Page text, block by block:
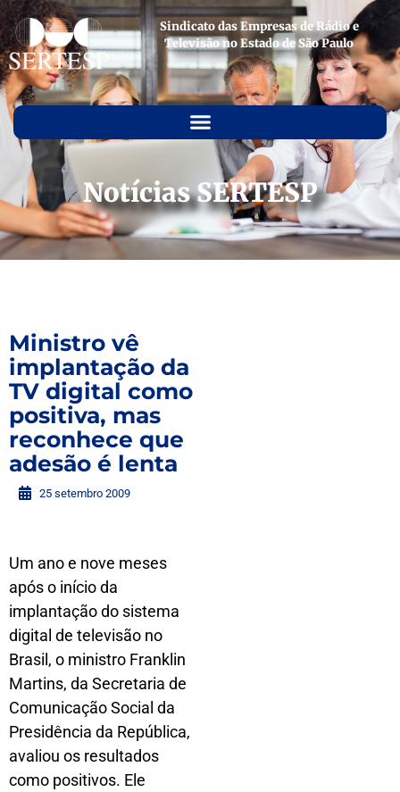
Sindicato das Empresas de Rádio e
Televisão no Estado de São Paulo
Notícias SERTESP
Ministro vê
implantação da
TV digital como
positiva, mas
reconhece que
adesão é lenta
25 setembro 2009
Um ano e nove meses
após o início da
implantação do sistema
digital de televisão no
Brasil, o ministro Franklin
Martins, da Secretaria de
Comunicação Social da
Presidência da República,
avaliou os resultados
como positivos. Ele